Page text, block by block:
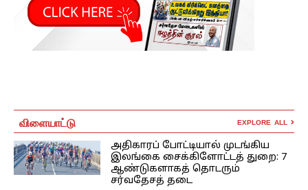
விளையாட்டு EXPLORE ALL
அதிகாரப் போட்டியால் முடங்கிய
இலங்கை சைக்கிளோட்டத் துறை: 7
ஆண்டுகளாகத் தொடரும்
சர்வதேசத் தடை